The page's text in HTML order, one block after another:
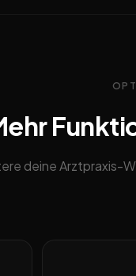
deine Arztpraxis-